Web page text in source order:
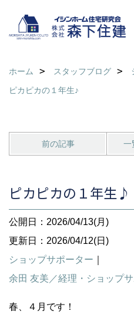
ホーム スタッフブログ
ピカピカの１年生♪
前の記事 一
ピカピカの１年生♪
公開日：2026/04/13(月)
更新日：2026/04/12(日)
ショップサポーター
余田 友美／経理・ショップ
春、４月です！